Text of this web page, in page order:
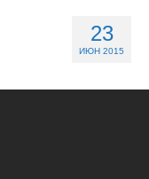
23
ИЮН 2015